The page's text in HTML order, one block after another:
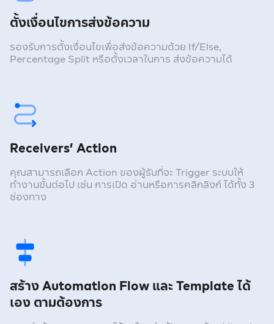
ตั้งเงื่อนไขการส่งข้อความ
รองรับการตั้งเงื่อนไขเพื่อส่งข้อความด้วย If/Else,
Percentage Split หรือตั้งเวลาในการ ส่งข้อความได้
Receivers’ Action
คุณสามารถเลือก Action ของผู้รับที่จะ Trigger ระบบให้
ทำงานขั้นต่อไป เช่น การเปิด อ่านหรือการคลิกลิงก์ ได้ทั้ง 3
ช่องทาง
สร้าง Automation Flow และ Template ได้
เอง ตามต้องการ